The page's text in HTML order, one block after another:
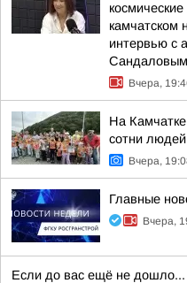
камчатском
интервью с
Сандаловым
Вчера,
На
сотни
Вчера,
Главные
Вчера,
Если до вас ещё не дошло...